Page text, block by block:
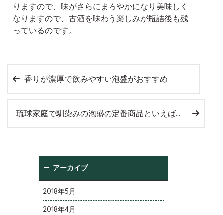
りますので、味がさらにまろやかになり美味しく
なりますので、古酒を味わう楽しみが瓶詰後も残
っているのです。
香りが濃厚で飲みやすい泡盛がおすすめ
琉球家庭で馴染みの泡盛の定番商品といえば残波
アーカイブ
2018年5月
2018年4月